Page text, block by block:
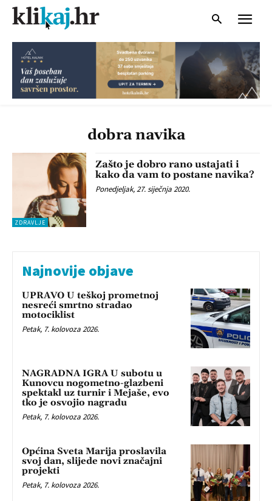
dobra navika
ZDRAVLJE
Zašto je dobro rano ustajati i
kako da vam to postane navika?
Ponedjeljak, 27. siječnja 2020.
Najnovije objave
UPRAVO U teškoj prometnoj
nesreći smrtno stradao
motociklist
Petak, 7. kolovoza 2026.
NAGRADNA IGRA U subotu u
Kunovcu nogometno-glazbeni
spektakl uz turnir i Mejaše, evo
tko je osvojio nagradu
Petak, 7. kolovoza 2026.
Općina Sveta Marija proslavila
svoj dan, slijede novi značajni
projekti
Petak, 7. kolovoza 2026.